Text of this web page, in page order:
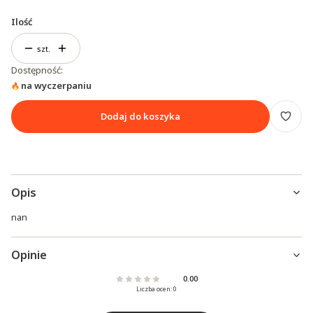
Ilość
szt.
Dostępność:
na wyczerpaniu
Dodaj do koszyka
Opis
nan
Opinie
0.00
Liczba ocen: 0